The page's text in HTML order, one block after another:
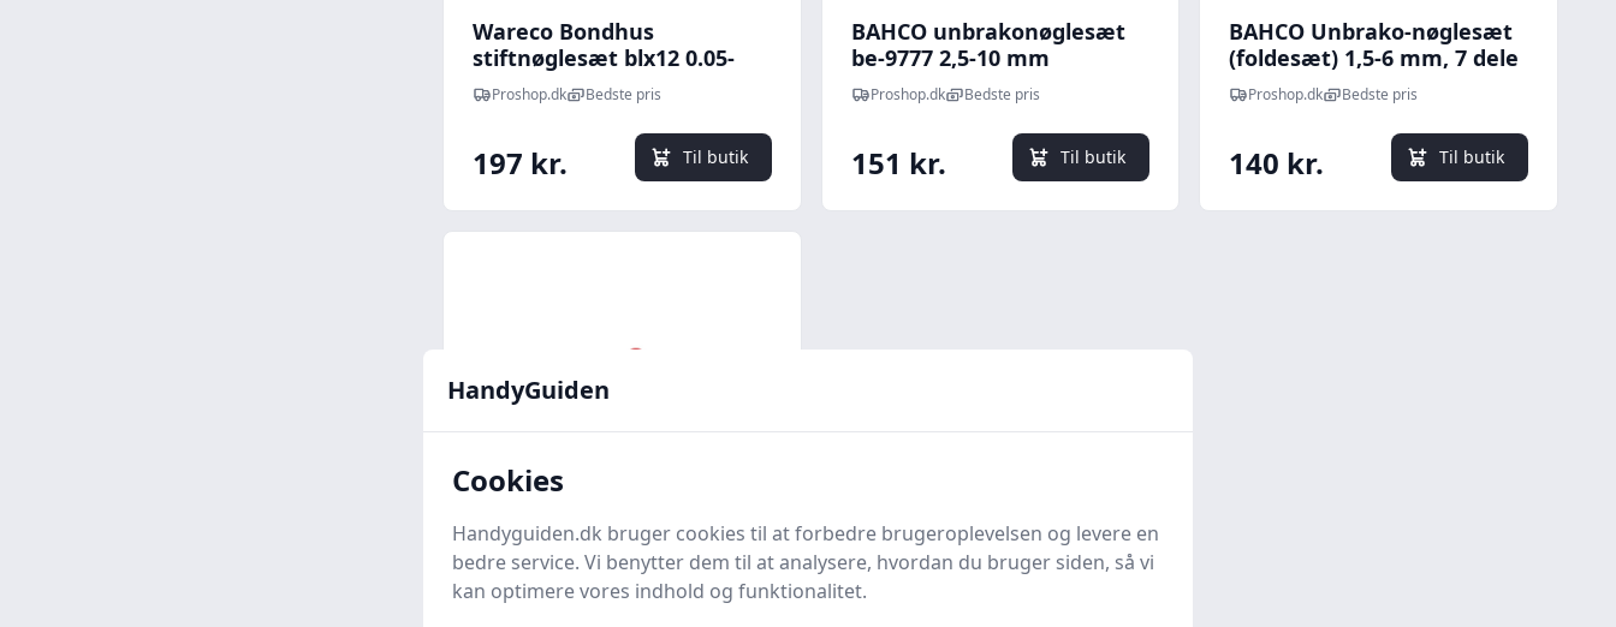
Wareco Bondhus
stiftnøglesæt blx12 0.05-
5/16Proshop.dk Bedste pris
197 kr. Til butik
BAHCO unbrakonøglesæt
be-9777 2,5-10 mm
Proshop.dk Bedste pris
151 kr. Til butik
BAHCO Unbrako-nøglesæt
(foldesæt) 1,5-6 mm, 7 dele
Proshop.dk Bedste pris
140 kr. Til butik
Wiha ProStar
unbrakonøglesæt, 9 dele
HandyGuiden
Cookies
Handyguiden.dk bruger cookies til at forbedre brugeroplevelsen og levere en
bedre service. Vi benytter dem til at analysere, hvordan du bruger siden, så vi
kan optimere vores indhold og funktionalitet.